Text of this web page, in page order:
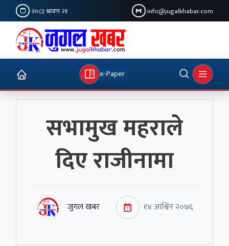
२०८३ श्रावण २१ info@jugalkhabar.com
e-Paper
सभामुख महराले
दिए राजीनामा
जुगल खबर १४ आश्विन २०७६